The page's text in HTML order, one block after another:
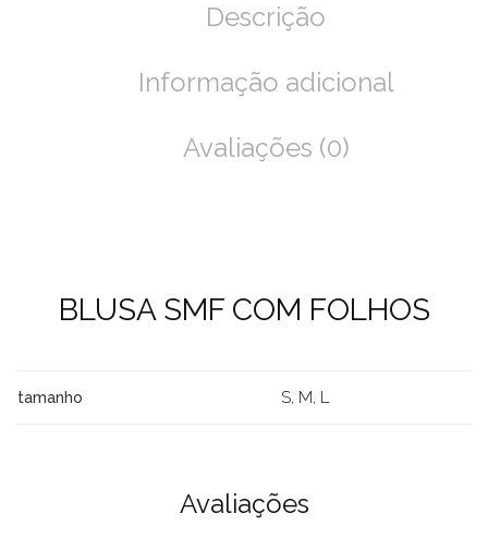
Descrição
Informação adicional
Avaliações (0)
BLUSA SMF COM FOLHOS
tamanho S, M, L
Avaliações